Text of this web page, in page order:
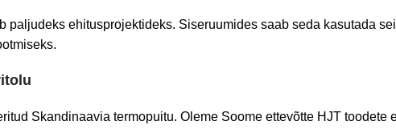
paljudeks ehitusprojektideks. Siseruumides saab seda kasutada
Skandinaavia termopuitu. Oleme Soome ettevõtte HJT toodete